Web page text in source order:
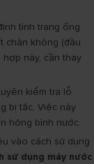
tình trạng ống
chân không (đầu
này, cần thay
kiểm tra lỗ
bị tắc. Việc này
hỏng bình nước.
vào cách sử dụng
sử dụng máy nước